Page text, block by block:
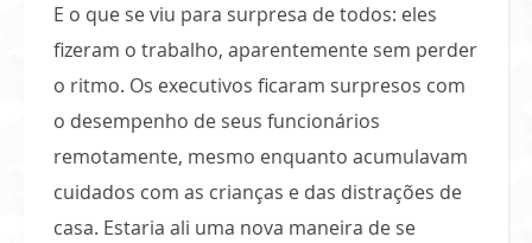
E o que se viu para surpresa de todos: eles
fizeram o trabalho, aparentemente sem perder
o ritmo. Os executivos ficaram surpresos com
o desempenho de seus funcionários
remotamente, mesmo enquanto acumulavam
cuidados com as crianças e das distrações de
casa. Estaria ali uma nova maneira de se